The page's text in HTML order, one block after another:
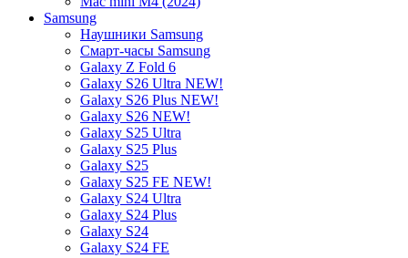
Samsung
Наушники Samsung
Смарт-часы Samsung
Galaxy Z Fold 6
Galaxy S26 Ultra NEW!
Galaxy S26 Plus NEW!
Galaxy S26 NEW!
Galaxy S25 Ultra
Galaxy S25 Plus
Galaxy S25
Galaxy S25 FE NEW!
Galaxy S24 Ultra
Galaxy S24 Plus
Galaxy S24
Galaxy S24 FE